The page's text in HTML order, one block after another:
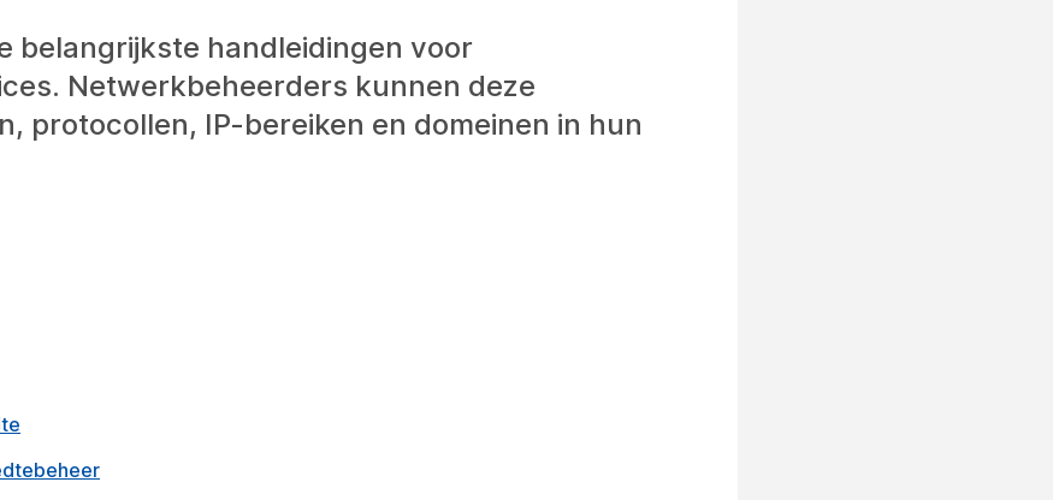
belangrijkste handleidingen voor
Netwerkbeheerders kunnen deze
protocollen, IP-bereiken en domeinen in hun